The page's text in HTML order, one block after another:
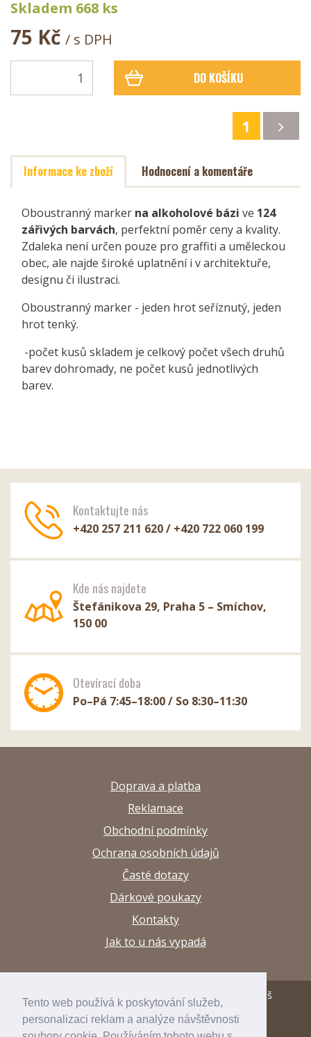
Tento web používá k poskytování služeb,
personalizaci reklam a analýze návštěvnosti
Skladem 668 ks
75 Kč / s DPH
DO KOŠÍKU
1
Informace ke zboží Hodnocení a komentáře
Oboustranný marker na alkoholové bázi ve 124
zářivých barvách, perfektní poměr ceny a kvality.
Zdaleka není určen pouze pro graffiti a uměleckou
obec, ale najde široké uplatnění i v architektuře,
designu či ilustraci.
Oboustranný marker - jeden hrot seříznutý, jeden
hrot tenký.
-počet kusů skladem je celkový počet všech druhů
barev dohromady, ne počet kusů jednotlivých
barev.
Kontaktujte nás
+420 257 211 620 / +420 722 060 199
Kde nás najdete
Štefánikova 29, Praha 5 – Smíchov,
150 00
Otevírací doba
Po–Pá 7:45–18:00 / So 8:30–11:30
Doprava a platba
Reklamace
Obchodní podmínky
Ochrana osobních údajů
Časté dotazy
Dárkové poukazy
Kontakty
Jak to u nás vypadá
© 2013–2026 Papírnictví a výtvarné potřeby Arttuš
developed byinspirum